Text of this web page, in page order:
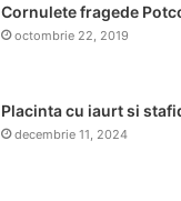
Cornulete fragede
octombrie 22, 2019
Placinta cu iaurt si
decembrie 11, 2024